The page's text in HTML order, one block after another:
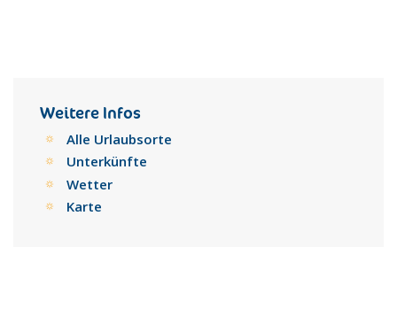
Weitere Infos
Alle Urlaubsorte
Unterkünfte
Wetter
Karte